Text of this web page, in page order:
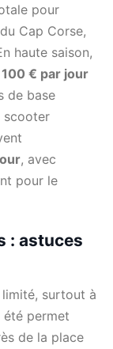
pour
Cap Corse,
haute saison,
€ par jour
de base
scooter
, avec
pour le
: astuces
surtout à
été permet
de la place